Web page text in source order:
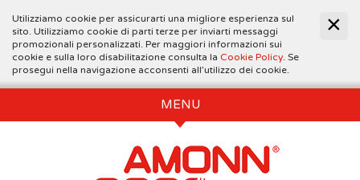
Utilizziamo cookie per assicurarti una migliore esperienza sul
sito. Utilizziamo cookie di parti terze per inviarti messaggi
promozionali personalizzati. Per maggiori informazioni sui
cookie e sulla loro disabilitazione consulta la Cookie Policy. Se
prosegui nella navigazione acconsenti all’utilizzo dei cookie.
MENU